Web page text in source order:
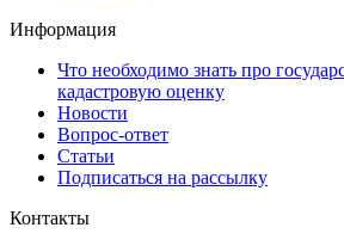
Информация
Что необходимо знать про
кадастровую оценку
Новости
Вопрос-ответ
Статьи
Подписаться на рассылку
Контакты